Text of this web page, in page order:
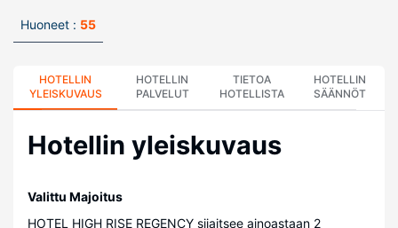
Huoneet : 55
HOTELLIN
YLEISKUVAUS
HOTELLIN
PALVELUT
TIETOA
HOTELLISTA
HOTELLIN
SÄÄNNÖT
Hotellin yleiskuvaus
Valittu Majoitus
HOTEL HIGH RISE REGENCY sijaitsee ainoastaan 2